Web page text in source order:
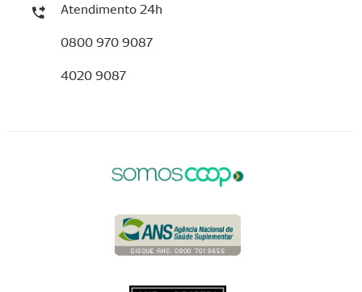
Atendimento 24h
0800 970 9087
4020 9087